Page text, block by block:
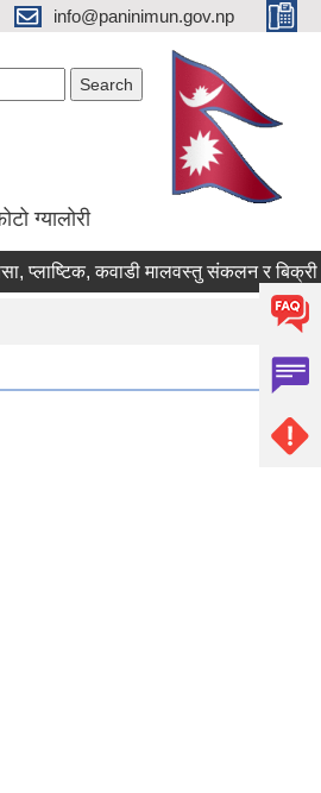
info@paninimun.gov.np
ग्यालोरी
कवाडी मालवस्तु संकलन र बिक्री कार्य